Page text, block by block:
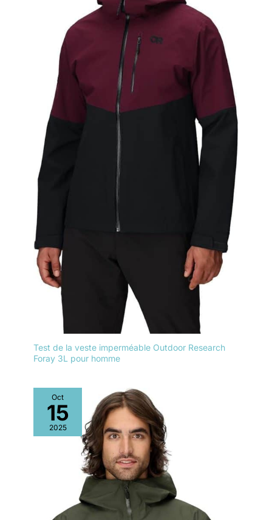
Test de la veste imperméable Outdoor Research
Foray 3L pour homme
Oct
15
2025